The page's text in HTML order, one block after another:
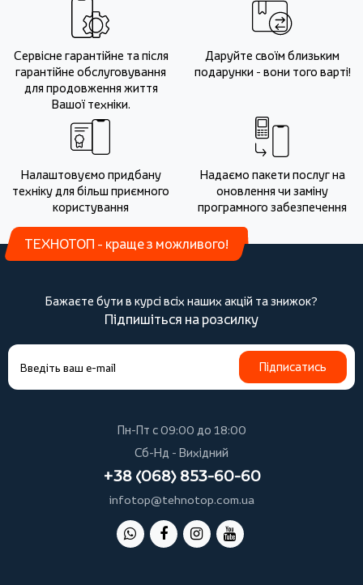
Сервісне гарантійне та після
гарантійне обслуговування
для продовження життя
Вашої техніки.
Даруйте своїм близьким
подарунки - вони того варті!
Налаштовуємо придбану
техніку для більш приємного
користування
Надаємо пакети послуг на
оновлення чи заміну
програмного забезпечення
ТЕХНОТОП - краще з можливого!
Бажаєте бути в курсі всіх наших акцій та знижок?
Підпишіться на розсилку
Підписатись
Пн-Пт с 09:00 до 18:00
Сб-Нд - Вихідний
+38 (068) 853-60-60
infotop@tehnotop.com.ua